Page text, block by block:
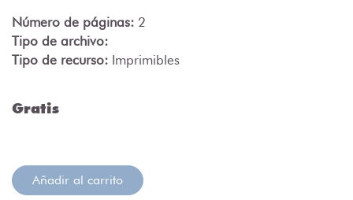
Número de páginas: 2
Tipo de archivo:
Tipo de recurso: Imprimibles
Gratis
Añadir al carrito